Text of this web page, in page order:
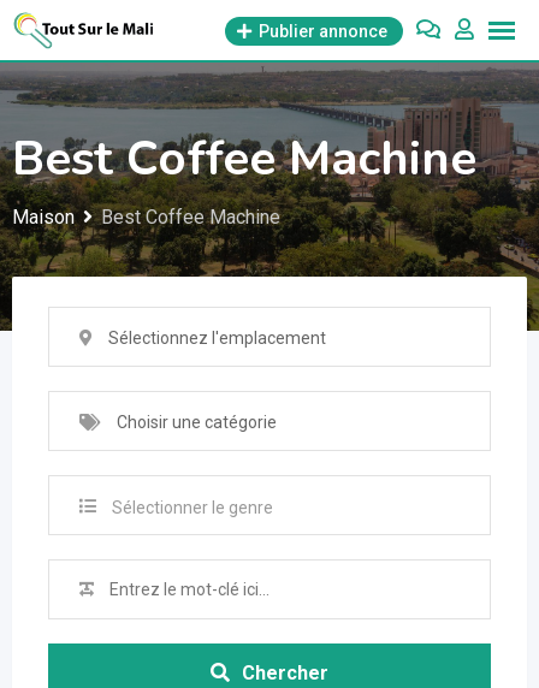
Aller
contenu
Publier annonce
Best Coffee Machine
Maison Best Coffee Machine
Sélectionnez l'emplacement
Choisir une catégorie
Sélectionner le genre
Chercher